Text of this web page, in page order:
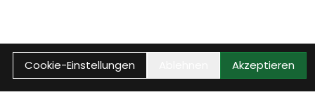
Cookie-Einstellungen Akzeptieren